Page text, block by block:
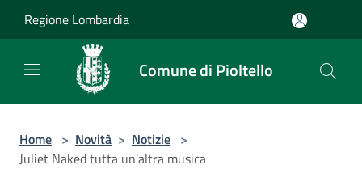
Regione Lombardia
Comune di Pioltello
Home > Novità > Notizie >
Juliet Naked tutta un'altra musica